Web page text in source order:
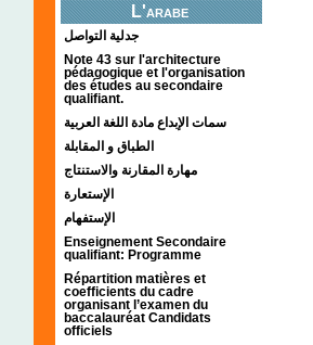
L'arabe
جدلية التواصل
Note 43 sur l'architecture
pédagogique et l'organisation
des études au secondaire
qualifiant.
سمات الإبداع مادة اللغة العربية
الطباق و المقابلة
مهارة المقارنة والاستنتاج
الإستعارة
الإستفهام
Enseignement Secondaire
qualifiant: Programme
Répartition matières et
coefficients du cadre
organisant l’examen du
baccalauréat Candidats
officiels